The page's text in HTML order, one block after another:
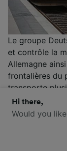
Le groupe
et contrôle la
Allemagne
frontalières du
transporte
nombreuses
exclusivement
Hi there,
Would you